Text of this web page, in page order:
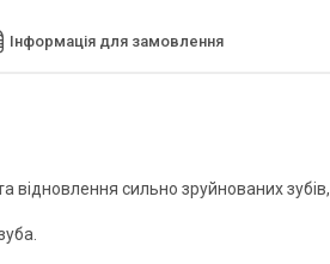
Інформація для замовлення
відновлення сильно зруйнованих